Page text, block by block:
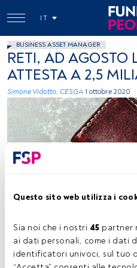
Questo sito web utilizza i
Sia noi che i nostri 45 partner
ai dati personali, come i dati
identificatori univoci, sul tuo
IT
BUSINESS ASSET MANAGER
RETI, AD AGOSTO
ATTESTA A 2,5
Simone Vidotto, CESGA 1 ottobre 2020
Charles, Unsplash
Tempo di lettura: 9 min.